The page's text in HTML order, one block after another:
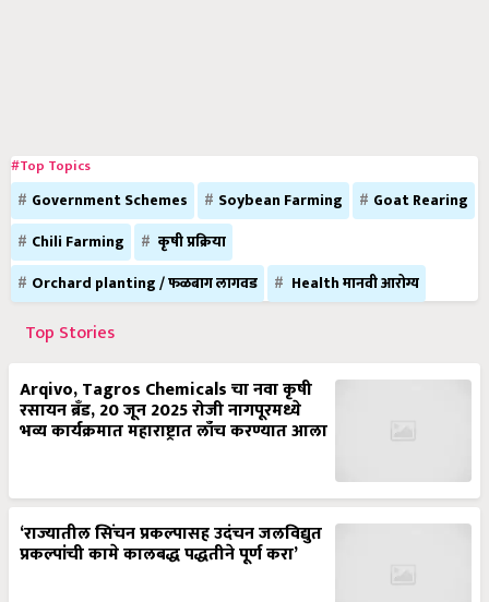
#Top Topics
Government Schemes Soybean Farming
Goat Rearing
Chili Farming
कृषी प्रक्रिया
Orchard planting / फळबाग लागवड
Health मानवी आरोग्य
Top Stories
Arqivo, Tagros Chemicals चा नवा कृषी
रसायन ब्रँड, 20 जून 2025 रोजी नागपूरमध्ये
भव्य कार्यक्रमात महाराष्ट्रात लाँच करण्यात आला
‘राज्यातील सिंचन प्रकल्पासह उदंचन जलविद्युत
प्रकल्पांची कामे कालबद्ध पद्धतीने पूर्ण करा’